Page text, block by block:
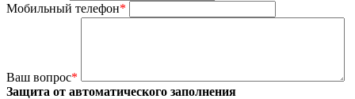
Мобильный телефон*
Ваш вопрос*
Защита от автоматического заполнения